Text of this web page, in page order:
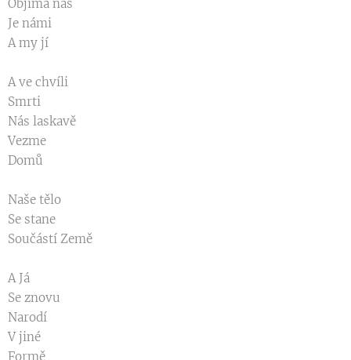
Objímá nás
Je námi
A my jí
A ve chvíli
Smrti
Nás laskavě
Vezme
Domů
Naše tělo
Se stane
Součástí Země
A Já
Se znovu
Narodí
V jiné
Formě